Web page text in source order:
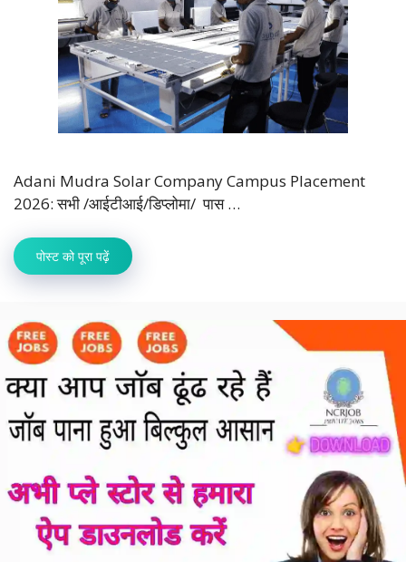
Adani Mudra Solar Company Campus Placement
2026: सभी /आईटीआई/डिप्लोमा/ पास …
पोस्ट को पूरा पढ़ें